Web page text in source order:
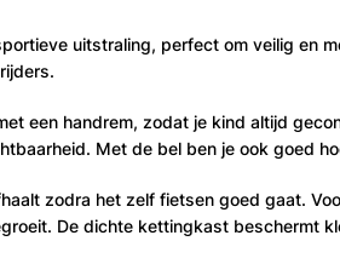
uitstraling, perfect om veilig en
een handrem, zodat je kind altijd
Met de bel ben je ook goed
zodra het zelf fietsen goed gaat.
De dichte kettingkast beschermt